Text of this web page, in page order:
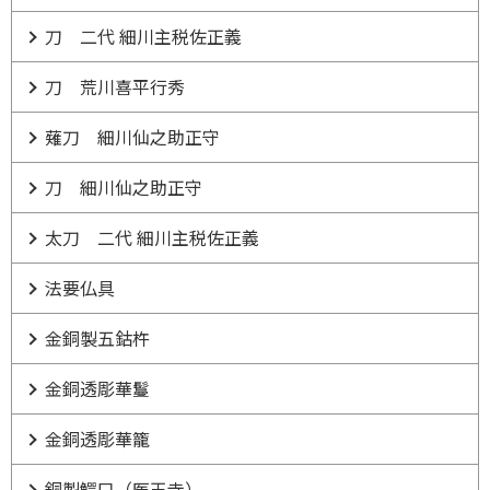
刀 二代 細川主税佐正義
刀 荒川喜平行秀
薙刀 細川仙之助正守
刀 細川仙之助正守
太刀 二代 細川主税佐正義
法要仏具
金銅製五鈷杵
金銅透彫華鬘
金銅透彫華籠